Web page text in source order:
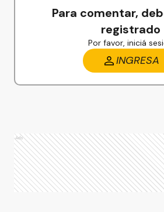
Para comentar,
registrado
Por favor, iniciá
INGRESA
Ads